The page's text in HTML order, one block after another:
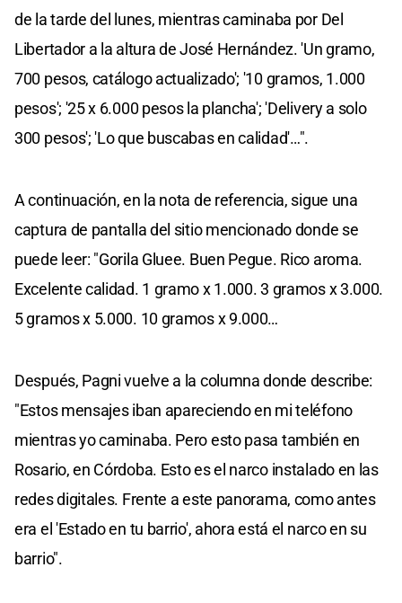
de la tarde del lunes, mientras caminaba por Del
Libertador a la altura de José Hernández. 'Un gramo,
700 pesos, catálogo actualizado'; '10 gramos, 1.000
pesos'; '25 x 6.000 pesos la plancha'; 'Delivery a solo
300 pesos'; 'Lo que buscabas en calidad'…".
A continuación, en la nota de referencia, sigue una
captura de pantalla del sitio mencionado donde se
puede leer: "Gorila Gluee. Buen Pegue. Rico aroma.
Excelente calidad. 1 gramo x 1.000. 3 gramos x 3.000.
5 gramos x 5.000. 10 gramos x 9.000…
Después, Pagni vuelve a la columna donde describe:
"Estos mensajes iban apareciendo en mi teléfono
mientras yo caminaba. Pero esto pasa también en
Rosario, en Córdoba. Esto es el narco instalado en las
redes digitales. Frente a este panorama, como antes
era el 'Estado en tu barrio', ahora está el narco en su
barrio".